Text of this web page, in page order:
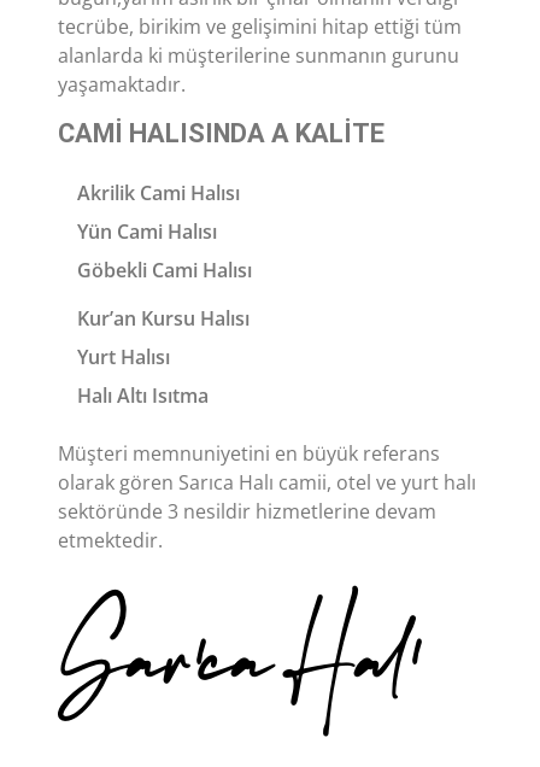
tecrübe, birikim ve gelişimini hitap ettiği tüm
alanlarda ki müşterilerine sunmanın gurunu
yaşamaktadır.
CAMI HALISINDA A KALITE
Akrilik Cami Halısı
Yün Cami Halısı
Göbekli Cami Halısı
Kur’an Kursu Halısı
Yurt Halısı
Halı Altı Isıtma
Müşteri memnuniyetini en büyük referans
olarak gören Sarıca Halı camii, otel ve yurt halı
sektöründe 3 nesildir hizmetlerine devam
etmektedir.